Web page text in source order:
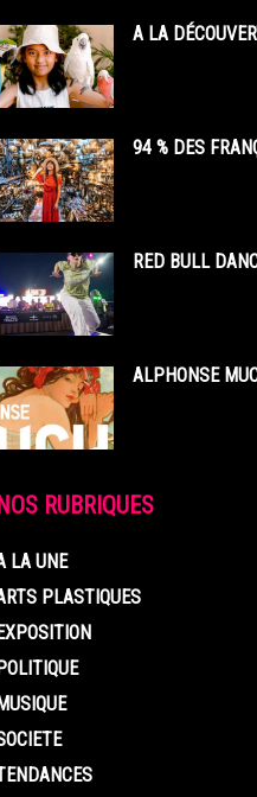
A LA
94 % DES
RED BULL
ALPHONSE
RUBRIQUES
LA UNE
PLASTIQUES
EXPOSITION
POLITIQUE
MUSIQUE